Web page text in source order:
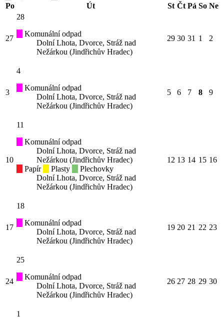
Po
Út St Čt Pá So Ne
27
28
Komunální odpad
Dolní Lhota, Dvorce, Stráž nad
Nežárkou (Jindřichův Hradec)
29 30 31 1 2
3
4
Komunální odpad
Dolní Lhota, Dvorce, Stráž nad
Nežárkou (Jindřichův Hradec)
5 6 7 8 9
10
11
Komunální odpad
Dolní Lhota, Dvorce, Stráž nad
Nežárkou (Jindřichův Hradec)
Papír
Plasty
Plechovky
Dolní Lhota, Dvorce, Stráž nad
Nežárkou (Jindřichův Hradec)
12 13 14 15 16
17
18
Komunální odpad
Dolní Lhota, Dvorce, Stráž nad
Nežárkou (Jindřichův Hradec)
19 20 21 22 23
24
25
Komunální odpad
Dolní Lhota, Dvorce, Stráž nad
Nežárkou (Jindřichův Hradec)
26 27 28 29 30
1